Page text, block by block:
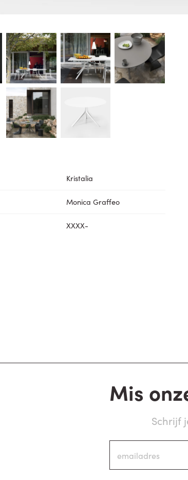
Kristalia
Monica Graffeo
XXXX-
Mis
Schrijf